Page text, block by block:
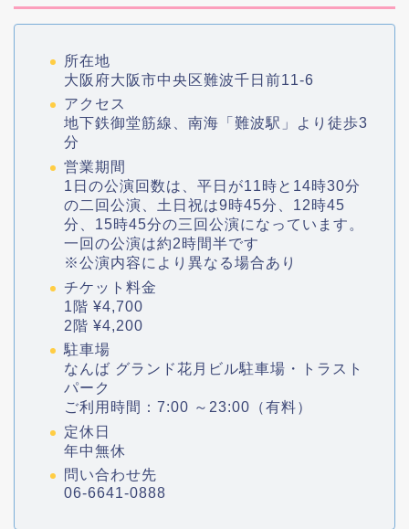
所在地
大阪府大阪市中央区難波千日前11-6
アクセス
地下鉄御堂筋線、南海「難波駅」より徒歩3
分
営業期間
1日の公演回数は、平日が11時と14時30分
の二回公演、土日祝は9時45分、12時45
分、15時45分の三回公演になっています。
一回の公演は約2時間半です
※公演内容により異なる場合あり
チケット料金
1階 ¥4,700
2階 ¥4,200
駐車場
なんば グランド花月ビル駐車場・トラスト
パーク
ご利用時間：7:00 ～23:00（有料）
定休日
年中無休
問い合わせ先
06-6641-0888